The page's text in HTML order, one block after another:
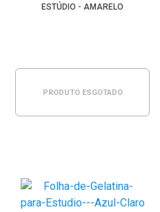
ESTÚDIO - AMARELO
PRODUTO ESGOTADO